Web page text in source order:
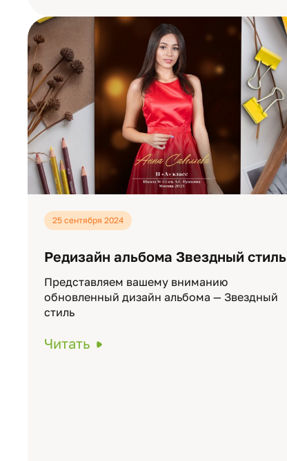
25 сентября 2024
Редизайн альбома Звездный стиль
Представляем вашему вниманию
обновленный дизайн альбома — Звездный
стиль
Читать